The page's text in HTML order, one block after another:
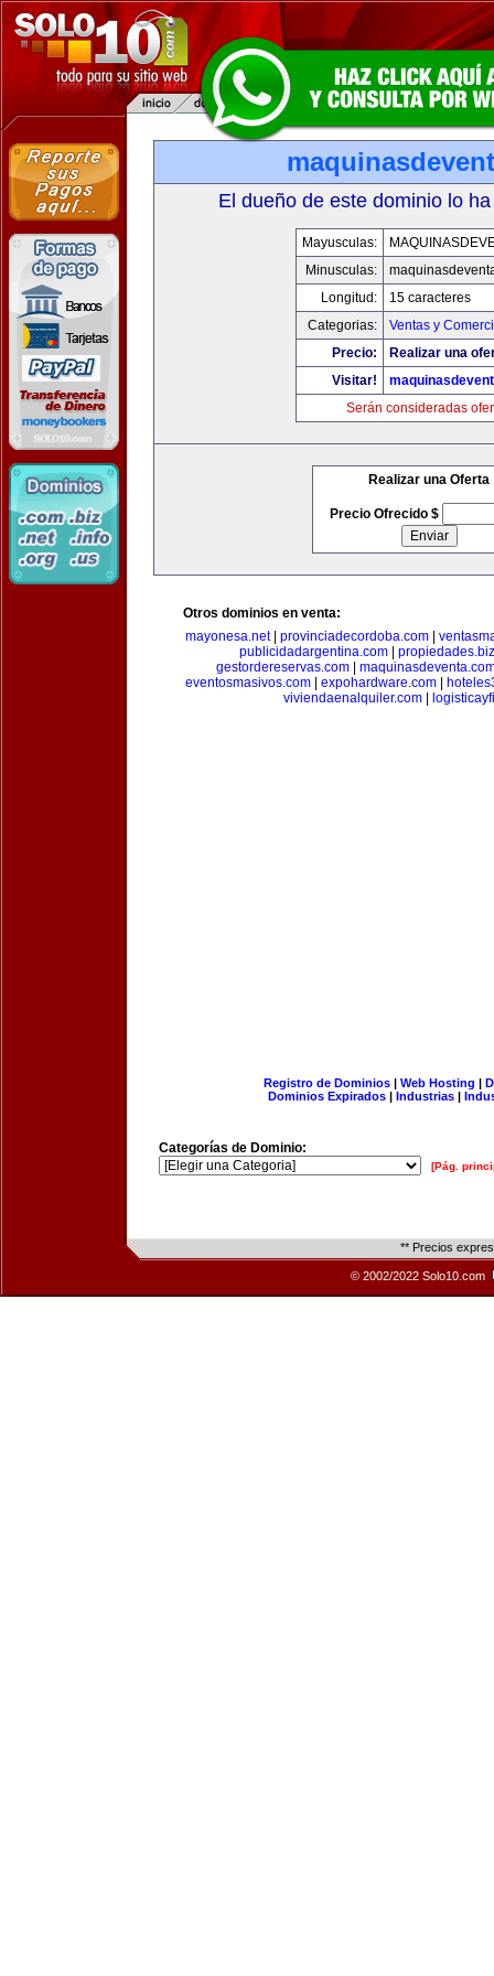
El dueño de este dominio lo
Mayusculas:
Minusculas:
Longitud:
15 caracteres
Categorias:
Ventas y
Precio:
Realizar una
Visitar!
Serán consideradas
Realizar una Oferta
Precio Ofrecido $
Otros dominios en venta:
mayonesa.net| provinciadecordoba.com
publicidadargentina.com| propiedades.biz
gestordereservas.com|
eventosmasivos.com
expohardware.com
viviendaenalquiler.com
Registro de Dominios| Web Hosting |
Dominios Expirados | Industrias |
Categorías de Dominio:
[Pág.
** Precios
© 2002/2022 Solo10.com